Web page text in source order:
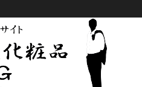
品ランキング
ング＆レビュー特化サイト。専
れ・ニキビ・乾燥肌・オイリー